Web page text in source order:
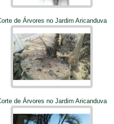
de Árvores no Jardim Aricanduva
de Árvores no Jardim Aricanduva